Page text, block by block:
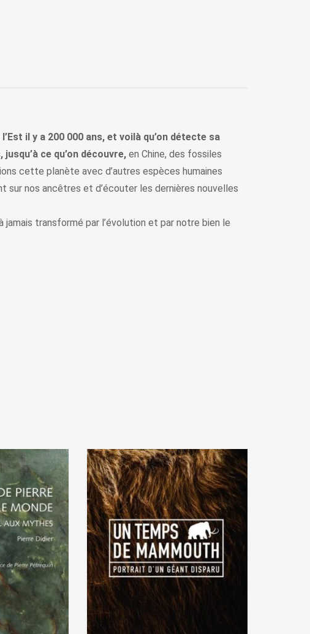
il y a 200 000 ans, et voilà qu’on détecte sa
ce qu’on découvre, en Chine, des fossiles
cette planète avec d’autres espèces humaines
sur nos ancêtres et d’écouter les dernières nouvelles
transformé par l’évolution et par notre bien le